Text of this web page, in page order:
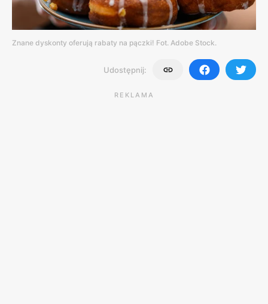
Znane dyskonty oferują rabaty na pączki! Fot. Adobe Stock.
Udostępnij:
REKLAMA